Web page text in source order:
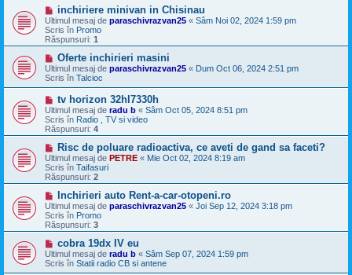
n
o
u
M
e
s
a
j
n
o
u
inchiriere minivan in Chisinau
Ultimul mesaj de paraschivrazvan25 « Sâm Noi 02, 2024 1:59 pm
Scris în Promo
Răspunsuri: 1
M
e
s
a
n
o
u
Oferte inchirieri masini
Ultimul mesaj de paraschivrazvan25 « Dum Oct 06, 2024 2:51 pm
Scris în Talcioc
M
e
s
a
j
n
o
u
tv horizon 32hl7330h
Ultimul mesaj de radu b « Sâm Oct 05, 2024 8:51 pm
Scris în Radio , TV si video
Răspunsuri: 4
M
e
s
a
j
n
o
u
Risc de poluare radioactiva, ce aveti de gand sa faceti?
Ultimul mesaj de PETRE « Mie Oct 02, 2024 8:19 am
Scris în Taifasuri
Răspunsuri: 2
M
e
s
a
j
n
o
u
Inchirieri auto Rent-a-car-otopeni.ro
Ultimul mesaj de paraschivrazvan25 « Joi Sep 12, 2024 3:18 pm
Scris în Promo
Răspunsuri: 3
M
e
s
a
cobra 19dx IV eu
Ultimul mesaj de radu b « Sâm Sep 07, 2024 1:59 pm
Scris în Statii radio CB si antene